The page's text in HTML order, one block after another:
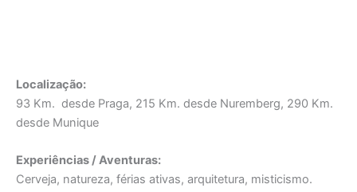
Localização:
93 Km. desde Praga, 215 Km. desde Nuremberg, 290 Km.
desde Munique
Experiências / Aventuras:
Cerveja, natureza, férias ativas, arquitetura, misticismo.